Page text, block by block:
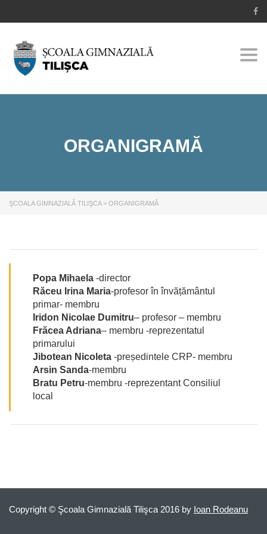
ORGANIGRAMĂ
ŞCOALA GIMNAZIALĂ TILIŞCA> ORGANIGRAMĂ
Popa Mihaela -director
Răceu Irina Maria-profesor în învățământul
primar- membru
Iridon Nicolae Dumitru– profesor – membru
Frăcea Adriana– membru -reprezentatul
primarului
Jibotean Nicoleta -președintele CRP- membru
Arsin Sanda-membru
Bratu Petru-membru -reprezentant Consiliul
local
Copyright © Şcoala Gimnazială Tilişca 2016 by Ioan Rodeanu